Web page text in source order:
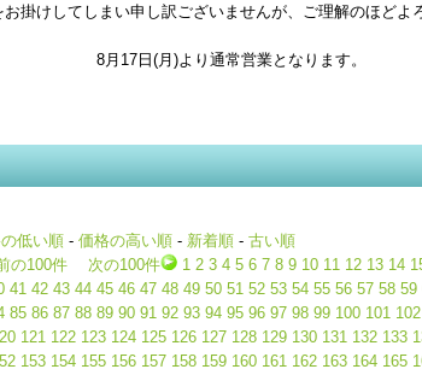
掛けしてしまい申し訳ございませんが、ご理解のほどよ
8月17日(月)より通常営業となります。
低い順 - 価格の高い順 - 新着順 - 古い順
の100件 次の100件 1 2 3 4 5 6 7 8 9 10 11 12 13 14
41 42 43 44 45 46 47 48 49 50 51 52 53 54 55 56 57 58 59
85 86 87 88 89 90 91 92 93 94 95 96 97 98 99 100 101 102
121 122 123 124 125 126 127 128 129 130 131 132 133
153 154 155 156 157 158 159 160 161 162 163 164 165